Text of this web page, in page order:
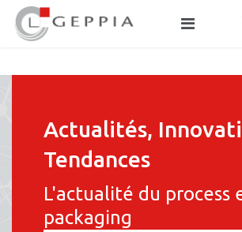
Actualités,
Tendances
L'actualité du process
packaging